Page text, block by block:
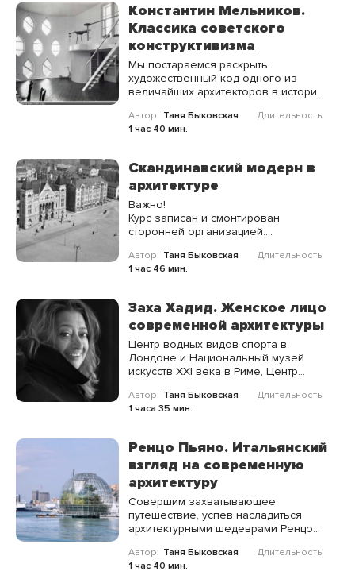
Константин Мельников.
Классика советского
конструктивизма
Мы постараемся раскрыть
художественный код одного из
величайших архитекторов в истории
соединившего черты
конструктивизма, функционализма и
Автор: Таня Быковская
Длительность:
1 час 40 мин.
Скандинавский модерн в
архитектуре
Важно!
Курс записан и смонтирован
сторонней организацией.
времени.
Автор: Таня Быковская
Длительность:
1 час 46 мин.
Заха Хадид. Женское лицо
современной архитектуры
Центр водных видов спорта в
Лондоне и Национальный музей
искусств XXI века в Риме, Центр
Phæno — это лишь малая часть тех
шедевров, о которых мы поговорив
Автор: Таня Быковская
Длительность:
1 часа 35 мин.
Ренцо Пьяно. Итальянский
взгляд на современную
архитектуру
Совершим захватывающее
путешествие, успев насладиться
архитектурными шедеврами Ренцо
Лондон и Осака, Амстердам и Нью-
Йорк, Берн и Осло, Париж и Лос-
Автор: Таня Быковская
Длительность:
1 час 40 мин.